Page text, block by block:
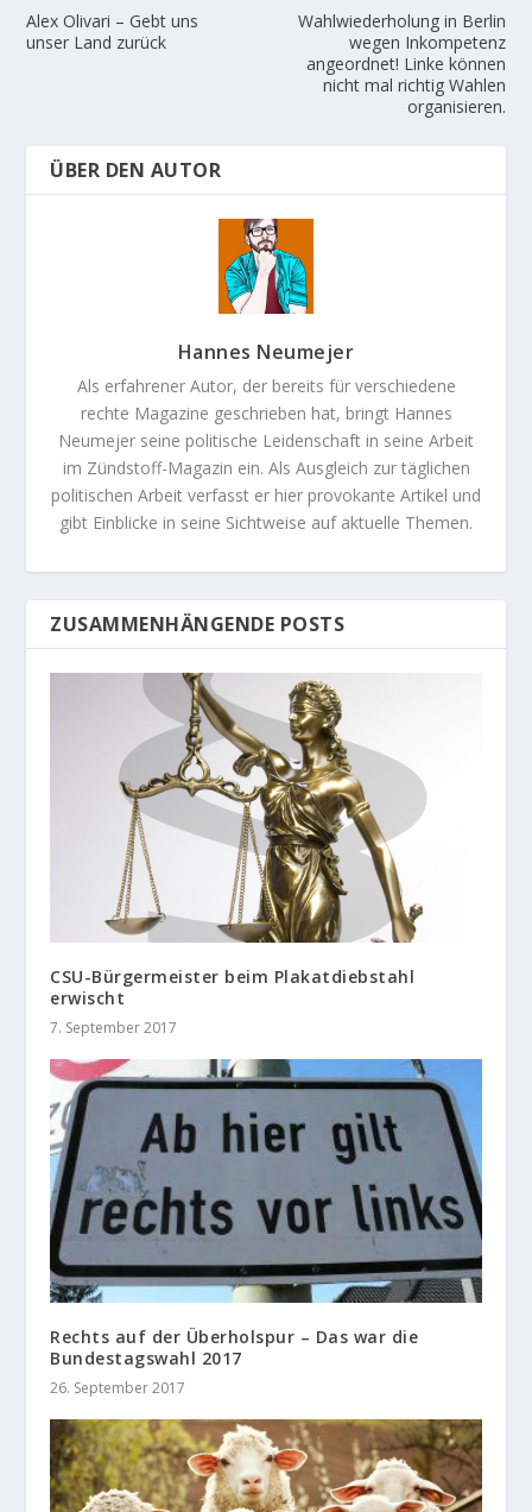
Alex Olivari – Gebt uns
unser Land zurück
Wahlwiederholung in Berlin
wegen Inkompetenz
angeordnet! Linke können
nicht mal richtig Wahlen
organisieren.
ÜBER DEN AUTOR
Hannes Neumejer
Als erfahrener Autor, der bereits für verschiedene
rechte Magazine geschrieben hat, bringt Hannes
Neumejer seine politische Leidenschaft in seine Arbeit
im Zündstoff-Magazin ein. Als Ausgleich zur täglichen
politischen Arbeit verfasst er hier provokante Artikel und
gibt Einblicke in seine Sichtweise auf aktuelle Themen.
ZUSAMMENHÄNGENDE POSTS
CSU-Bürgermeister beim Plakatdiebstahl
erwischt
7. September 2017
Rechts auf der Überholspur – Das war die
Bundestagswahl 2017
26. September 2017